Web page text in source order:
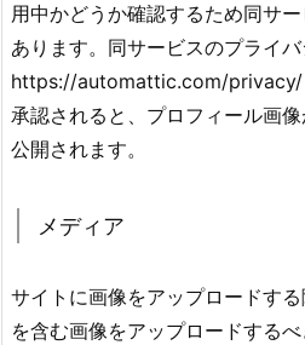
用中かどうか確認するため同サ
あります。同サービスのプライ
https://automattic.com/privacy/
承認されると、プロフィール画
公開されます。
メディア
サイトに画像をアップロードす
を含む画像をアップロードする